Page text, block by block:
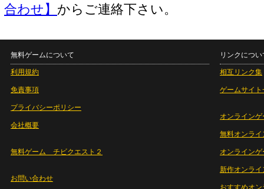
合わせ】 からご連絡下さい。
無料ゲームについて
利用規約
免責事項
プライバシーポリシー
会社概要
無料ゲーム チビクエスト２
お問い合わせ
リンクについ
相互リンク集
ゲームサイト
オンラインゲ
無料オンライ
オンライン
新作オンライ
おすすめオ